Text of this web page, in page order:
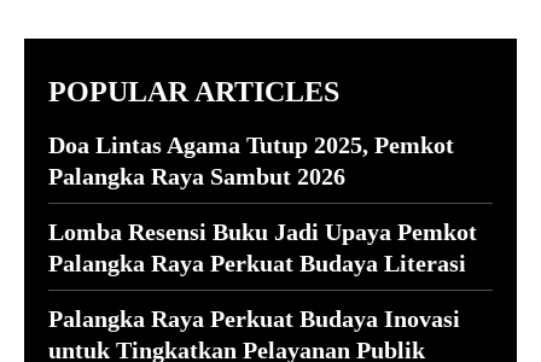
POPULAR ARTICLES
Doa Lintas Agama Tutup 2025, Pemkot
Palangka Raya Sambut 2026
Lomba Resensi Buku Jadi Upaya Pemkot
Palangka Raya Perkuat Budaya Literasi
Palangka Raya Perkuat Budaya Inovasi
untuk Tingkatkan Pelayanan Publik